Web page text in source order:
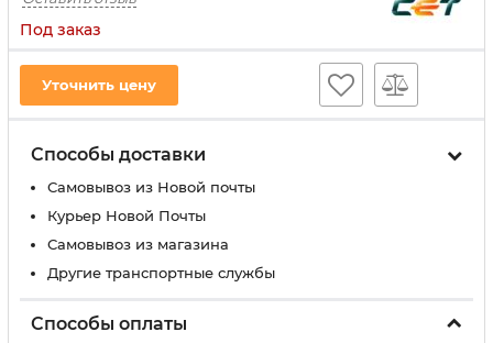
Под заказ
Уточнить цену
Способы доставки
Самовывоз из Новой почты
Курьер Новой Почты
Самовывоз из магазина
Другие транспортные службы
Способы оплаты